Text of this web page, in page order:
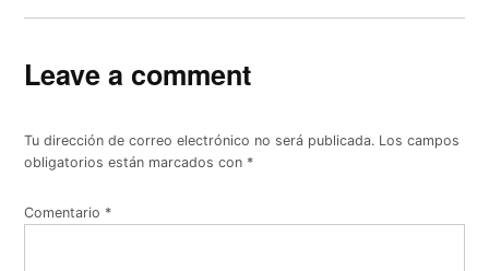
Leave a comment
Tu dirección de correo electrónico no será publicada. Los campos
obligatorios están marcados con *
Comentario *